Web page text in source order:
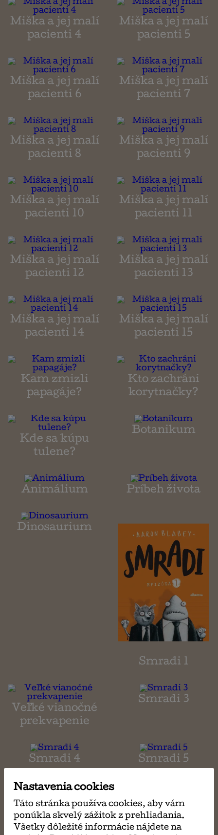
Miška a jej malí
pacienti 4
Miška a jej malí
pacienti 5
Miška a jej malí
pacienti 6
Miška a jej malí
pacienti 7
Miška a jej malí
pacienti 8
Miška a jej malí
pacienti 9
Miška a jej malí
pacienti 10
Miška a jej malí
pacienti 11
Miška a jej malí
pacienti 12
Miška a jej malí
pacienti 13
Miška a jej malí
pacienti 14
Miška a jej malí
pacienti 15
Kam zmizli
papagáje?
Kto zachráni
korytnačky?
Kde sa kúpu
tulene?
Botanikum
Animálium Príbeh života
Dinosaurium
Smradi 1
Veľké vianočné
prekvapenie
Smradi 3
Smradi 4 Smradi 5
Smradi 6 Smradi 7
Nastavenia cookies
Táto stránka používa cookies, aby vám
ponúkla skvelý zážitok z prehliadania.
Všetky dôležité informácie nájdete na